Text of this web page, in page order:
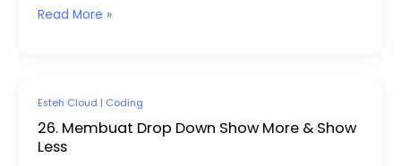
Read More »
Esteh Cloud | Coding
26. Membuat Drop Down Show More & Show
Less
26.
Membuat
Drop